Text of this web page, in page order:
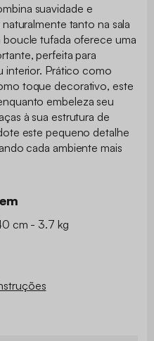
suavidade e
tanto na sala
tufada oferece uma
perfeita para
interior. Prático como
toque decorativo, este
embeleza seu
à sua estrutura de
este pequeno detalhe
cada ambiente mais
cm - 3.7 kg